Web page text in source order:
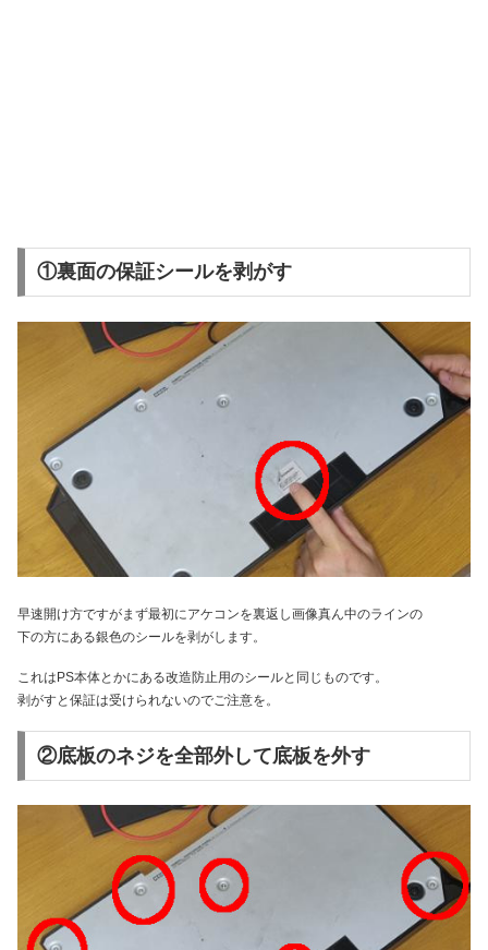
①裏面の保証シールを剥がす
早速開け方ですがまず最初にアケコンを裏返し画像真ん中のラインの
下の方にある銀色のシールを剥がします。
これはPS本体とかにある改造防止用のシールと同じものです。
剥がすと保証は受けられないのでご注意を。
②底板のネジを全部外して底板を外す